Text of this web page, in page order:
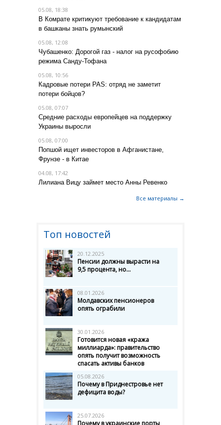
05.08, 18:38
В Комрате критикуют требование к кандидатам
в башканы знать румынский
05.08, 12:08
Чубашенко: Дорогой газ - налог на русофобию
режима Санду-Тофана
05.08, 10:56
Кадровые потери PAS: отряд не заметит
потери бойцов?
05.08, 07:07
Средние расходы европейцев на поддержку
Украины выросли
05.08, 07:00
Попшой ищет инвесторов в Афганистане,
Фрунзе - в Китае
04.08, 17:42
Лилиана Вицу займет место Анны Ревенко
Все материалы →
Топ новостей
20.12.2025
Пенсии должны вырасти на
9,5 процента, но...
08.01.2026
Молдавских пенсионеров
опять ограбили
30.01.2026
Готовится новая «кража
миллиарда»: правительство
опять получит возможность
спасать активы банков
05.08.2026
Почему в Приднестровье нет
дефицита воды?
25.07.2026
Почему в украинские порты